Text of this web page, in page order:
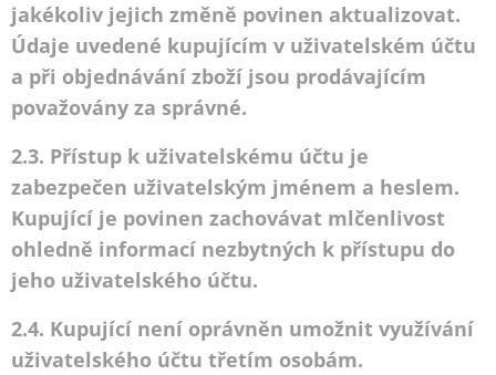
jakékoliv jejich změně povinen aktualizovat.
Údaje uvedené kupujícím v uživatelském účtu
a při objednávání zboží jsou prodávajícím
považovány za správné.
2.3. Přístup k uživatelskému účtu je
zabezpečen uživatelským jménem a heslem.
Kupující je povinen zachovávat mlčenlivost
ohledně informací nezbytných k přístupu do
jeho uživatelského účtu.
2.4. Kupující není oprávněn umožnit využívání
uživatelského účtu třetím osobám.